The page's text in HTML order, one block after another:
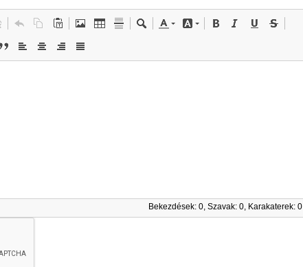
Bekezdések: 0, Szavak: 0, Karakaterek: 0